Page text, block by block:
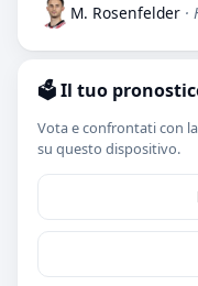
M. Rosenfelder ·
🗳️ Il tuo
Vota e confrontati con
su questo dispositivo.